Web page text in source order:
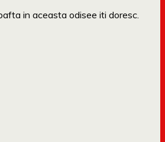
in aceasta odisee iti doresc.